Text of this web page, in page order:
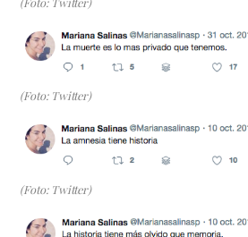
(Foto: Twitter)
(Foto: Twitter)